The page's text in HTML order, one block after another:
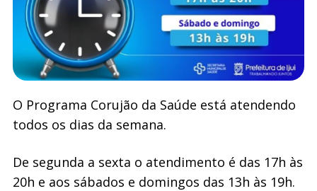
O Programa Corujão da Saúde está atendendo
todos os dias da semana.
De segunda a sexta o atendimento é das 17h às
20h e aos sábados e domingos das 13h às 19h.